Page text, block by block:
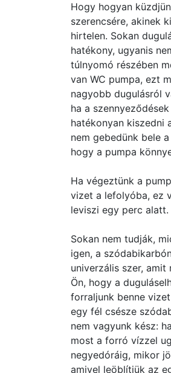
Hogy hogyan
szerencsére, akinek
hirtelen. Sokan
hatékony, ugyanis
túlnyomó részében
van WC pumpa, ezt
nagyobb dugulásról
ha a
hatékonyan kiszedni
nem gebedünk bele
hogy a pumpa
Ha végeztünk a
vizet a lefolyóba, ez
leviszi egy perc alatt.
Sokan nem tudják,
igen, a
univerzális szer, amit
Ön, hogy a
forraljunk benne
egy fél csésze
nem vagyunk kész:
most a forró vízzel
negyedóráig, mikor
amivel leöblítjük az